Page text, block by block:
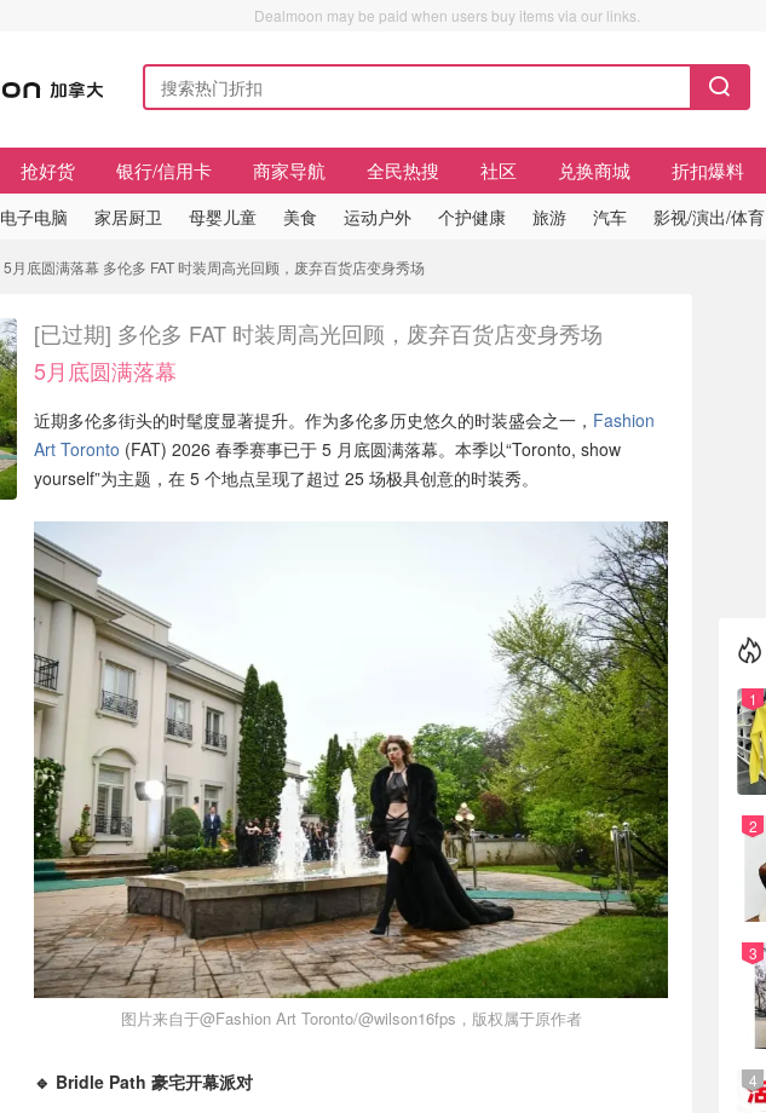
Dealmoon may be paid when users buy items via our links.
抢好货 银行/信用卡 商家导航 全民热搜 社区 兑换商城 折扣爆料
电子电脑 家居厨卫 母婴儿童 美食 运动户外 个护健康 旅游 汽车 影视/演出/体育
5月底圆满落幕 多伦多 FAT 时装周高光回顾，废弃百货店变身秀场
[已过期] 多伦多 FAT 时装周高光回顾，废弃百货店变身秀场
5月底圆满落幕
近期多伦多街头的时髦度显著提升。作为多伦多历史悠久的时装盛会之一， Fashion
Art Toronto (FAT) 2026 春季赛事已于 5 月底圆满落幕。本季以“Toronto, show
yourself”为主题，在 5 个地点呈现了超过 25 场极具创意的时装秀。
图片来自于@Fashion Art Toronto/@wilson16fps，版权属于原作者
🔹 Bridle Path 豪宅开幕派对